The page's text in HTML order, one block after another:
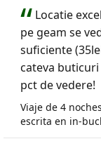
Locatie
pe geam se
suficiente
cateva
pct de vedere!
Viaje de 4
escrita en in-